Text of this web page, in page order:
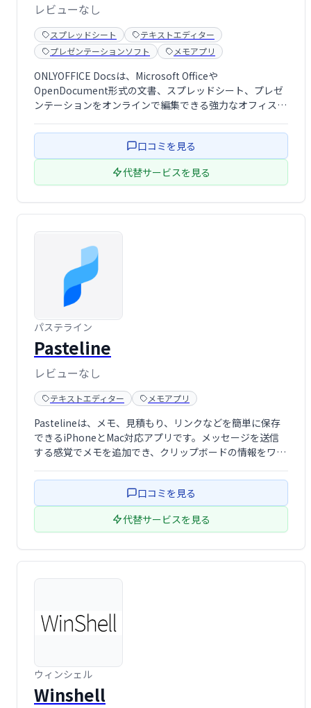
レビューなし
スプレッドシート
テキストエディター
プレゼンテーションソフト
メモアプリ
ONLYOFFICE Docsは、Microsoft Officeや
OpenDocument形式の文書、スプレッドシート、プレゼ
ンテーションをオンラインで編集できる強力なオフィスス
ームワークの効率化を促進します。複雑なフォーマットに
口コミを見る
代替サービスを見る
パステライン
Pasteline
レビューなし
テキストエディター メモアプリ
Pastelineは、メモ、見積もり、リンクなどを簡単に保存
できるiPhoneとMac対応アプリです。メッセージを送信
する感覚でメモを追加でき、クリップボードの情報をワン
業効率をアップさせます。 いつでもどこでもアクセスでき
る手軽さで、アイデアや …口コミを見る
代替サービスを見る
ウィンシェル
Winshell